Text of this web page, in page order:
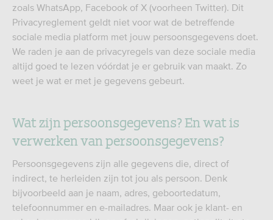
zoals WhatsApp, Facebook of X (voorheen Twitter). Dit
Privacyreglement geldt niet voor wat de betreffende
sociale media platform met jouw persoonsgegevens doet.
We raden je aan de privacyregels van deze sociale media
altijd goed te lezen vóórdat je er gebruik van maakt. Zo
weet je wat er met je gegevens gebeurt.
Wat zijn persoonsgegevens? En wat is
verwerken van persoonsgegevens?
Persoonsgegevens zijn alle gegevens die, direct of
indirect, te herleiden zijn tot jou als persoon. Denk
bijvoorbeeld aan je naam, adres, geboortedatum,
telefoonnummer en e-mailadres. Maar ook je klant- en